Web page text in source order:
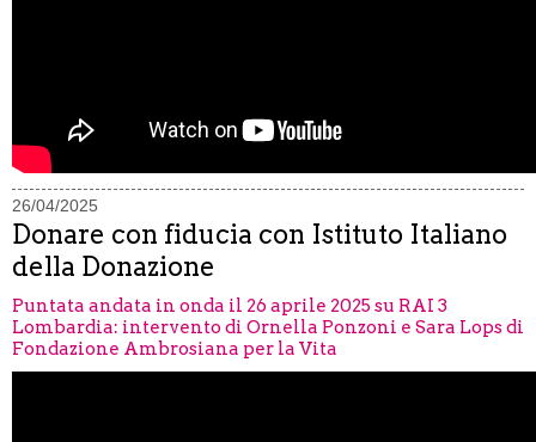
26/04/2025
Donare con fiducia con Istituto Italiano
della Donazione
Puntata andata in onda il 26 aprile 2025 su RAI 3
Lombardia: intervento di Ornella Ponzoni e Sara Lops di
Fondazione Ambrosiana per la Vita